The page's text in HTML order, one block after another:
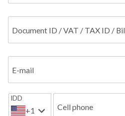
Document ID / VAT / TAX ID /
E-mail
IDD
+1 Cell phone